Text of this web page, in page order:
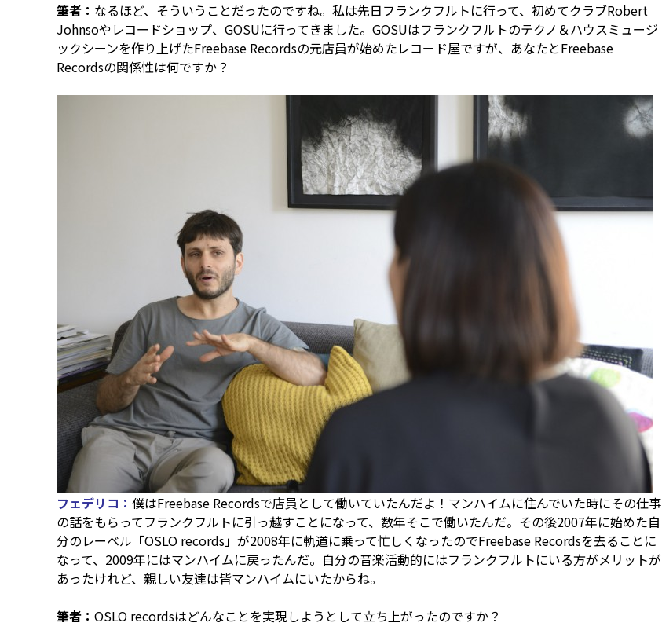
筆者： なるほど、そういうことだったのですね。私は先日フランクフルトに行って、初めてクラブRobert
Johnsoやレコードショップ、GOSUに行ってきました。GOSUはフランクフルトのテクノ＆ハウスミュージ
ックシーンを作り上げたFreebase Recordsの元店員が始めたレコード屋ですが、あなたとFreebase
Recordsの関係性は何ですか？
フェデリコ： 僕はFreebase Recordsで店員として働いていたんだよ！マンハイムに住んでいた時にその仕事
の話をもらってフランクフルトに引っ越すことになって、数年そこで働いたんだ。その後2007年に始めた自
分のレーベル「OSLO records」が2008年に軌道に乗って忙しくなったのでFreebase Recordsを去ることに
なって、2009年にはマンハイムに戻ったんだ。自分の音楽活動的にはフランクフルトにいる方がメリットが
あったけれど、親しい友達は皆マンハイムにいたからね。
筆者： OSLO recordsはどんなことを実現しようとして立ち上がったのですか？